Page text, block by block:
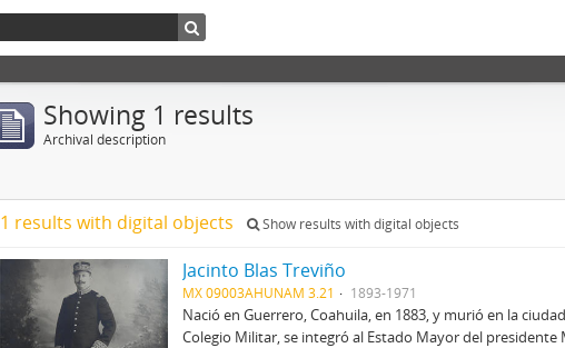
Showing 1 results
Archival description
1 results with digital objects Show results with digital objects
Jacinto Blas Treviño
MX 09003AHUNAM 3.21 1893-1971
Nació en Guerrero, Coahuila, en 1883, y murió en la
Colegio Militar, se integró al Estado Mayor del